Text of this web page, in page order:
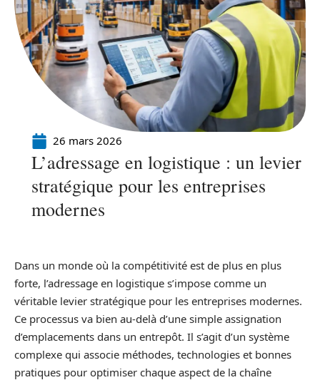
26 mars 2026
L’adressage en logistique : un levier
stratégique pour les entreprises
modernes
Dans un monde où la compétitivité est de plus en plus
forte, l’adressage en logistique s’impose comme un
véritable levier stratégique pour les entreprises modernes.
Ce processus va bien au-delà d’une simple assignation
d’emplacements dans un entrepôt. Il s’agit d’un système
complexe qui associe méthodes, technologies et bonnes
pratiques pour optimiser chaque aspect de la chaîne